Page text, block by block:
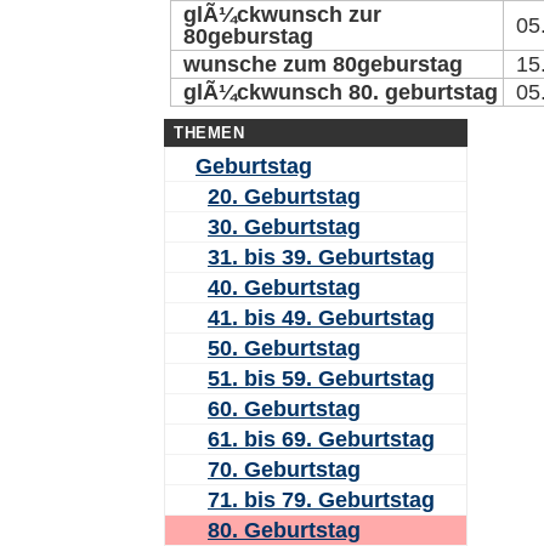
glÃ¼ckwunsch zur
80geburstag
wunsche zum 80geburstag
glÃ¼ckwunsch 80. geburtstag
THEMEN
Geburtstag
20. Geburtstag
30. Geburtstag
31. bis 39. Geburtstag
40. Geburtstag
41. bis 49. Geburtstag
50. Geburtstag
51. bis 59. Geburtstag
60. Geburtstag
61. bis 69. Geburtstag
70. Geburtstag
71. bis 79. Geburtstag
80. Geburtstag